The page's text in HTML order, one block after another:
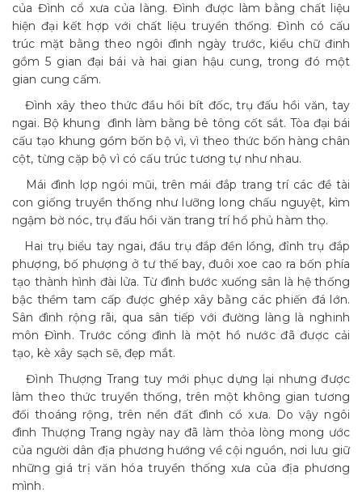
của Đình cổ xưa của làng. Đình được làm bằng chất liệu
hiện đại kết hợp với chất liệu truyền thống. Đình có cấu
trúc mặt bằng theo ngôi đình ngày trước, kiểu chữ đinh
gồm 5 gian đại bái và hai gian hậu cung, trong đó một
gian cung cấm.
Đình xây theo thức đầu hồi bít đốc, trụ đấu hồi văn, tay
ngai. Bộ khung đình làm bằng bê tông cốt sắt. Tòa đại bái
cấu tạo khung gồm bốn bộ vì, vì theo thức bốn hàng chân
cột, từng cặp bộ vì có cấu trúc tương tự như nhau.
Mái đình lợp ngói mũi, trên mái đắp trang trí các đề tài
con giống truyền thống như lưỡng long chấu nguyệt, kìm
ngậm bờ nóc, trụ đấu hồi văn trang trí hổ phủ hàm thọ.
Hai trụ biểu tay ngai, đầu trụ đắp đền lồng, đỉnh trụ đắp
phượng, bố phượng ở tư thế bay, đuôi xoe cao ra bốn phía
tạo thành hình đài lửa. Từ đình bước xuống sân là hệ thống
bậc thềm tam cấp được ghép xây bằng các phiến đá lớn.
Sân đình rộng rãi, qua sân tiếp với đường làng là nghinh
môn Đình. Trước cổng đình là một hồ nước đã được cải
tạo, kè xây sạch sẽ, đẹp mắt.
Đình Thượng Trang tuy mới phục dựng lại nhưng được
làm theo thức truyền thống, trên một không gian tương
đối thoáng rộng, trên nền đất đình cổ xưa. Do vậy ngôi
đình Thượng Trang ngày nay đã làm thỏa lòng mong ước
của người dân địa phương hướng về cội nguồn, nơi lưu giữ
những giá trị văn hóa truyền thống xưa của địa phương
mình.